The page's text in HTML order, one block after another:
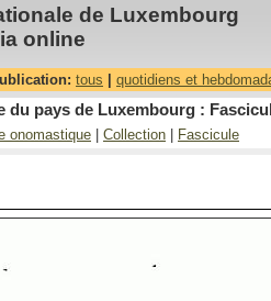
de Luxembourg
online
tous quotidiens et
du pays de Luxembourg :
onomastique Collection Fascicule